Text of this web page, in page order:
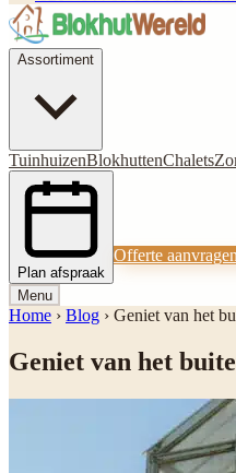
Assortiment
TuinhuizenBlokhuttenChalets
Plan afspraak
Offerte aanvragen
Menu
Home › Blog › Geniet van het
Geniet van het